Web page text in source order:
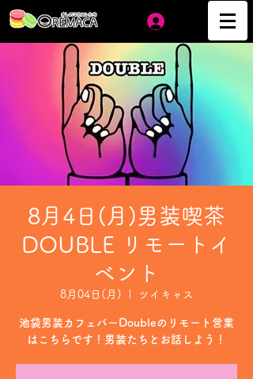
8月4日(月)男装喫茶
DOUBLE リモートイ
ベント
8月04日(月) ツイキャス
池袋男装カフェバーDoubleのリモート営業
はこちらです！男装たちとお話しよう！